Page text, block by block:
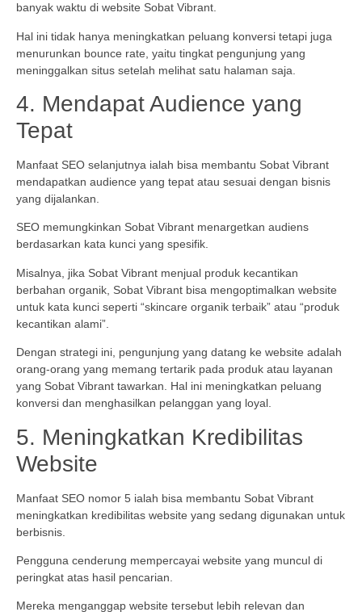
banyak waktu di website Sobat Vibrant.
Hal ini tidak hanya meningkatkan peluang konversi tetapi juga
menurunkan bounce rate, yaitu tingkat pengunjung yang
meninggalkan situs setelah melihat satu halaman saja.
4. Mendapat Audience yang
Tepat
Manfaat SEO selanjutnya ialah bisa membantu Sobat Vibrant
mendapatkan audience yang tepat atau sesuai dengan bisnis
yang dijalankan.
SEO memungkinkan Sobat Vibrant menargetkan audiens
berdasarkan kata kunci yang spesifik.
Misalnya, jika Sobat Vibrant menjual produk kecantikan
berbahan organik, Sobat Vibrant bisa mengoptimalkan website
untuk kata kunci seperti “skincare organik terbaik” atau “produk
kecantikan alami”.
Dengan strategi ini, pengunjung yang datang ke website adalah
orang-orang yang memang tertarik pada produk atau layanan
yang Sobat Vibrant tawarkan. Hal ini meningkatkan peluang
konversi dan menghasilkan pelanggan yang loyal.
5. Meningkatkan Kredibilitas
Website
Manfaat SEO nomor 5 ialah bisa membantu Sobat Vibrant
meningkatkan kredibilitas website yang sedang digunakan untuk
berbisnis.
Pengguna cenderung mempercayai website yang muncul di
peringkat atas hasil pencarian.
Mereka menganggap website tersebut lebih relevan dan